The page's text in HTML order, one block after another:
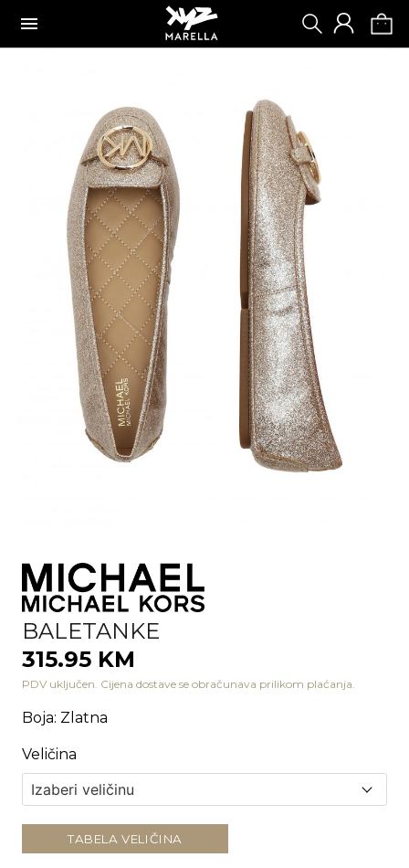
BALETANKE
315.95 KM
PDV uključen. Cijena dostave se obračunava prilikom plaćanja.
Boja: Zlatna
Veličina
TABELA VELIČINA